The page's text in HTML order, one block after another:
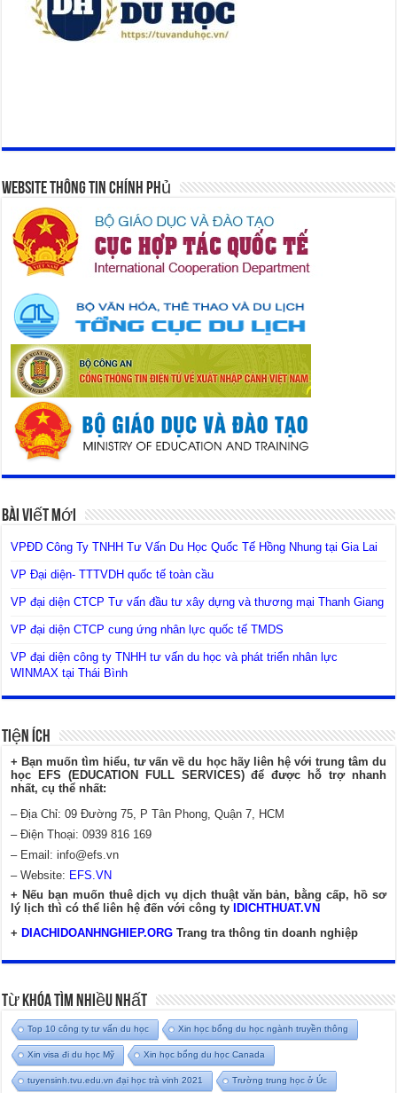
Website Thông Tin Chính Phủ
Bài Viết Mới
VPĐD Công Ty TNHH Tư Vấn Du Học Quốc Tế Hồng Nhung tại Gia Lai
VP Đại diện- TTTVDH quốc tế toàn cầu
VP đại diện CTCP Tư vấn đầu tư xây dựng và thương mại Thanh Giang
VP đại diện CTCP cung ứng nhân lực quốc tế TMDS
VP đại diện công ty TNHH tư vấn du học và phát triển nhân lực
WINMAX tại Thái Bình
Tiện Ích
+ Bạn muốn tìm hiểu, tư vấn về du học hãy liên hệ với trung tâm du
học EFS (EDUCATION FULL SERVICES) để được hỗ trợ nhanh
nhất, cụ thể nhất:
– Địa Chỉ: 09 Đường 75, P Tân Phong, Quận 7, HCM
– Điện Thoại: 0939 816 169
– Email:info@efs.vn
– Website: EFS.VN
+ Nếu bạn muốn thuê dịch vụ dịch thuật văn bản, bằng cấp, hồ sơ
lý lịch thì có thể liên hệ đến với công ty
IDICHTHUAT.VN
+ DIACHIDOANHNGHIEP.ORG Trang tra thông tin doanh nghiệp
Từ Khóa Tìm Nhiều Nhất
Top 10 công ty tư vấn du học Xin học bổng du học ngành truyền thông
Xin visa đi du học Mỹ Xin học bổng du học Canada
tuyensinh.tvu.edu.vn đại học trà vinh 2021 Trường trung học ở Úc